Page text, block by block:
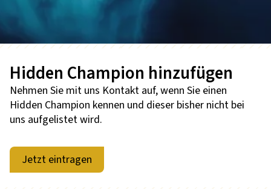
Hidden Champion hinzufügen
Nehmen Sie mit uns Kontakt auf, wenn Sie einen
Hidden Champion kennen und dieser bisher nicht bei
uns aufgelistet wird.
Jetzt eintragen